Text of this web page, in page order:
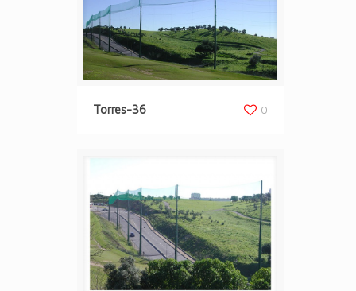
Torres-36 0